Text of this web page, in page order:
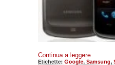
Continua a leggere...
Etichette: Google, Samsung,